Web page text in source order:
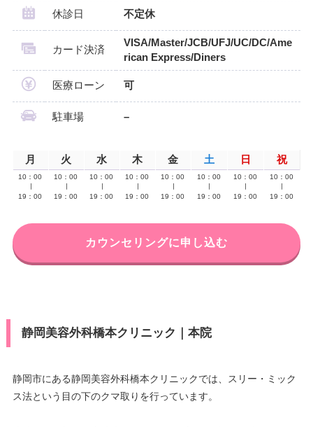
休診日 不定休
カード決済
VISA/Master/JCB/UFJ/UC/DC/Ame
rican Express/Diners
医療ローン 可
駐車場 –
月 火 水 木 金 土 日 祝
10：00
19：00
10：00
19：00
10：00
19：00
10：00
19：00
10：00
19：00
10：00
19：00
10：00
19：00
10：00
19：00
カウンセリングに申し込む
静岡美容外科橋本クリニック｜本院
静岡市にある静岡美容外科橋本クリニックでは、スリー・ミック
ス法という目の下のクマ取りを行っています。